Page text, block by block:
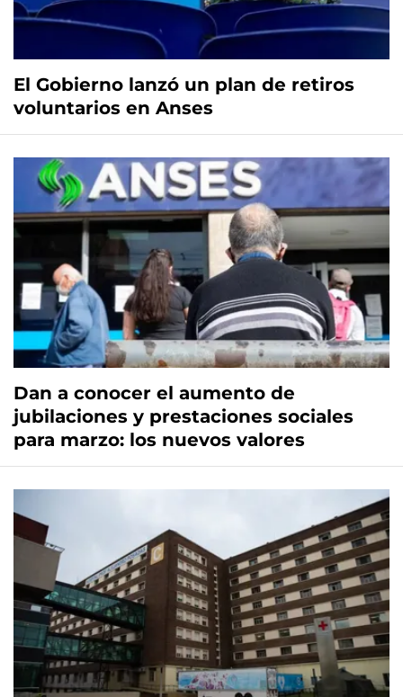
El Gobierno lanzó un plan de retiros
voluntarios en Anses
Dan a conocer el aumento de
jubilaciones y prestaciones sociales
para marzo: los nuevos valores